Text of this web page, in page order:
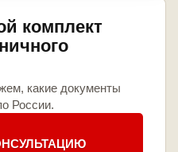
комплект
какие документы
России.